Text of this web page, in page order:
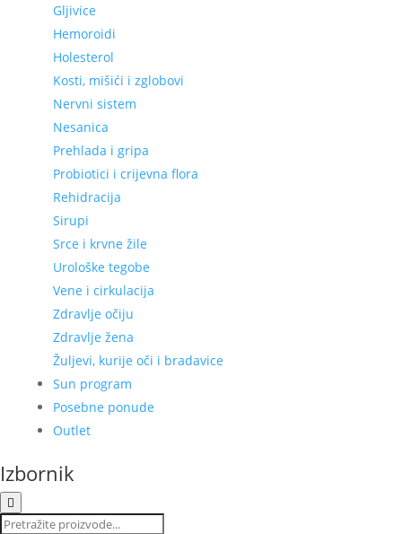
Gljivice
Hemoroidi
Holesterol
Kosti, mišići i zglobovi
Nervni sistem
Nesanica
Prehlada i gripa
Probiotici i crijevna flora
Rehidracija
Sirupi
Srce i krvne žile
Urološke tegobe
Vene i cirkulacija
Zdravlje očiju
Zdravlje žena
Žuljevi, kurije oči i bradavice
Sun program
Posebne ponude
Outlet
Izbornik